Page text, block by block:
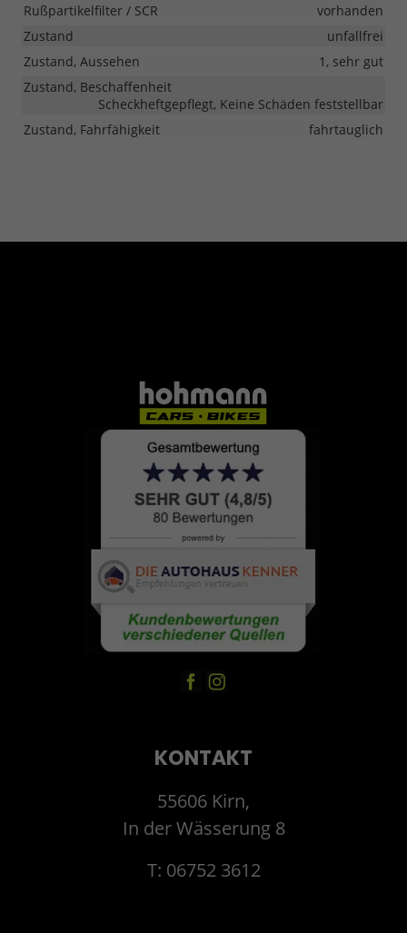
Rußpartikelfilter / SCR
vorhanden
Zustand
unfallfrei
Zustand, Aussehen
1, sehr gut
Zustand, Beschaffenheit
Scheckheftgepflegt, Keine Schäden feststellbar
Zustand, Fahrfähigkeit
fahrtauglich
KONTAKT
55606 Kirn,
In der Wässerung 8
T: 06752 3612